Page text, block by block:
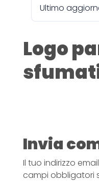
Ultimo
Logo
Invia
Il tuo indirizzo
campi obbligatori